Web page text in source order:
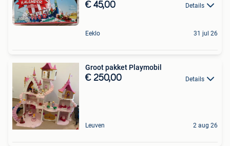
€ 45,00 Details
Eeklo 31 jul 26
Groot pakket Playmobil
€ 250,00 Details
Leuven 2 aug 26